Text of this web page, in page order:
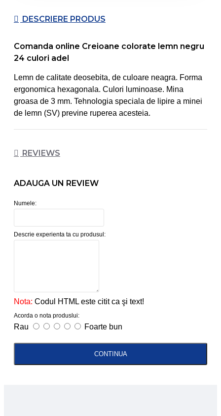
DESCRIERE PRODUS
Comanda online Creioane colorate lemn negru
24 culori adel
Lemn de calitate deosebita, de culoare neagra. Forma
ergonomica hexagonala. Culori luminoase. Mina
groasa de 3 mm. Tehnologia speciala de lipire a minei
de lemn (SV) previne ruperea acesteia.
REVIEWS
ADAUGA UN REVIEW
Numele:
Descrie experienta ta cu produsul:
Nota: Codul HTML este citit ca şi text!
Acorda o nota produslui:
Rau Foarte bun
CONTINUA